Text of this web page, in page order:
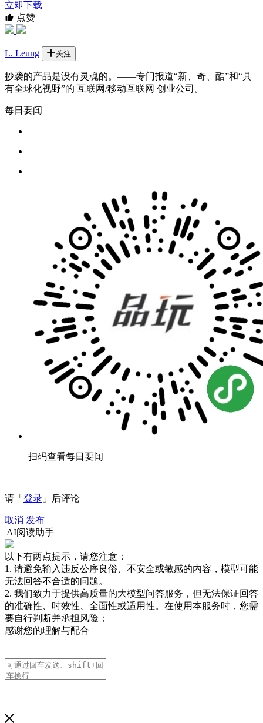
立即下载
点赞
L. Leung 关注
抄袭的产品是没有灵魂的。——专门报道“新、奇、酷”和“具
有全球化视野”的 互联网/移动互联网 创业公司。
每日要闻
扫码查看每日要闻
请「 登录 」后评论
取消 发布
AI阅读助手
以下有两点提示，请您注意：
1. 请避免输入违反公序良俗、不安全或敏感的内容，模型可能
无法回答不合适的问题。
2. 我们致力于提供高质量的大模型问答服务，但无法保证回答
的准确性、时效性、全面性或适用性。在使用本服务时，您需
要自行判断并承担风险；
感谢您的理解与配合